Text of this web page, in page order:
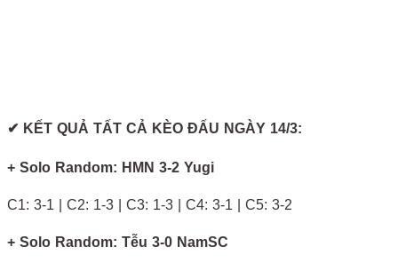
✔ KẾT QUẢ TẤT CẢ KÈO ĐẤU NGÀY 14/3:
+ Solo Random: HMN 3-2 Yugi
C1: 3-1 | C2: 1-3 | C3: 1-3 | C4: 3-1 | C5: 3-2
+ Solo Random: Tễu 3-0 NamSC